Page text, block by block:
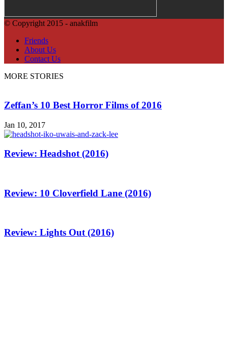
© Copyright 2015 - anakfilm
Friends
About Us
Contact Us
MORE STORIES
Zeffan’s 10 Best Horror Films of 2016
Jan 10, 2017
Review: Headshot (2016)
Review: 10 Cloverfield Lane (2016)
Review: Lights Out (2016)